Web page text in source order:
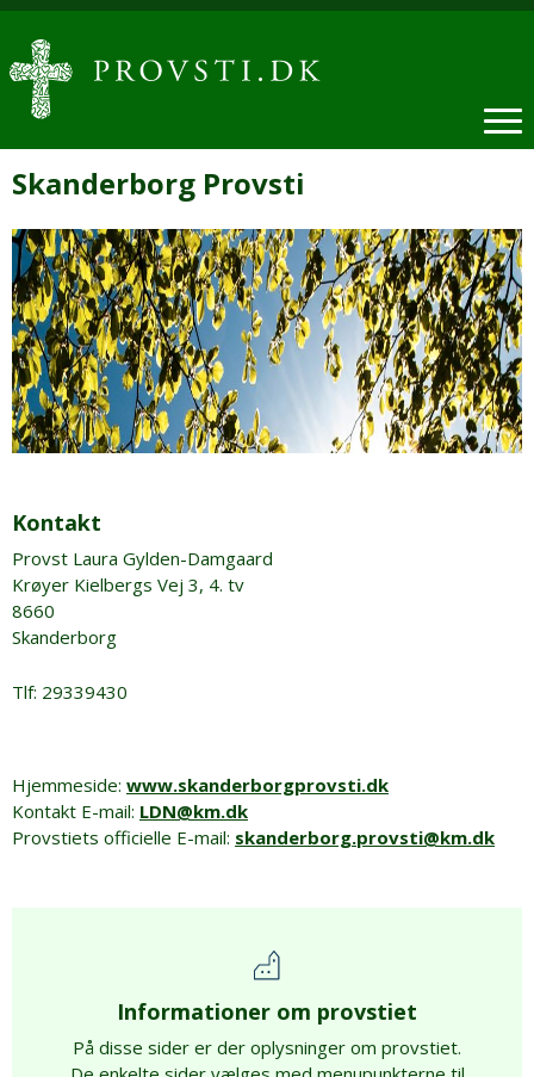
Skanderborg Provsti
Kontakt
Provst Laura Gylden-Damgaard
Krøyer Kielbergs Vej 3, 4. tv
8660
Skanderborg
Tlf: 29339430
Hjemmeside: www.skanderborgprovsti.dk
Kontakt E-mail: LDN@km.dk
Provstiets officielle E-mail: skanderborg.provsti@km.dk
Informationer om provstiet
På disse sider er der oplysninger om provstiet.